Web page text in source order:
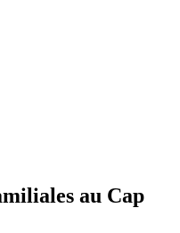
au Cap